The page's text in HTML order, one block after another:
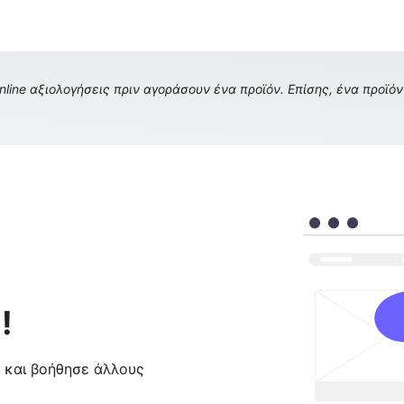
αξιολογήσεις πριν αγοράσουν ένα προϊόν. Επίσης, ένα
βοήθησε άλλους